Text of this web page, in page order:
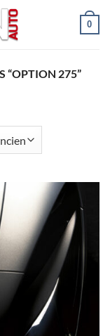
0
“OPTION 275”